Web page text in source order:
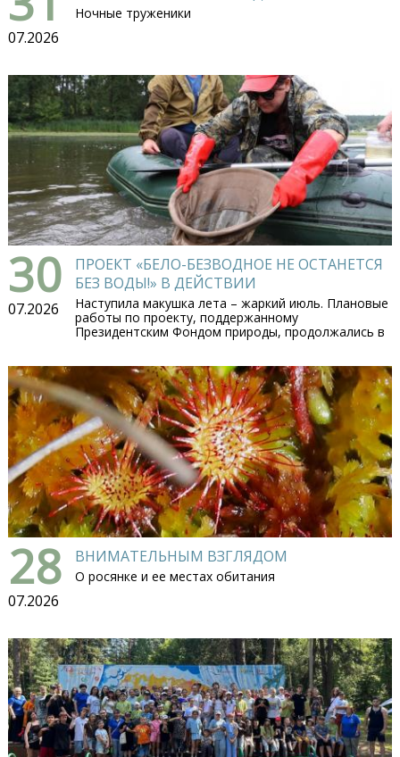
07.2026
Ночные труженики
30
07.2026
ПРОЕКТ «БЕЛО-БЕЗВОДНОЕ НЕ ОСТАНЕТСЯ
БЕЗ ВОДЫ!» В ДЕЙСТВИИ
Наступила макушка лета – жаркий июль. Плановые
работы по проекту, поддержанному
Президентским Фондом природы, продолжались в
28
07.2026
ВНИМАТЕЛЬНЫМ ВЗГЛЯДОМ
О росянке и ее местах обитания